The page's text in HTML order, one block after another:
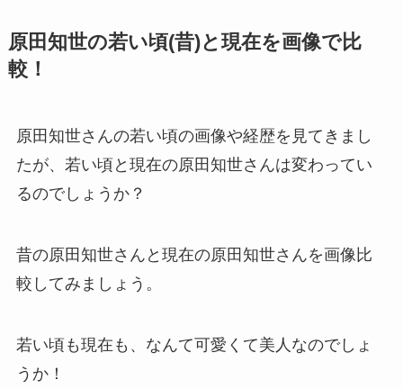
原田知世の若い頃(昔)と現在を画像で比
較！
原田知世さんの若い頃の画像や経歴を見てきまし
たが、若い頃と現在の原田知世さんは変わってい
るのでしょうか？
昔の原田知世さんと現在の原田知世さんを画像比
較してみましょう。
若い頃も現在も、なんて可愛くて美人なのでしょ
うか！